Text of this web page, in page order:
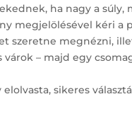
ha nagy a súly,
megjelölésével kéri a
szeretne megnézni,
várok – majd egy
sikeres